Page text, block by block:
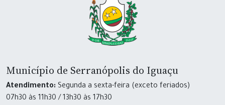
Município de Serranópolis do Iguaçu
Atendimento: Segunda a sexta-feira (exceto feriados)
07h30 às 11h30 / 13h30 às 17h30